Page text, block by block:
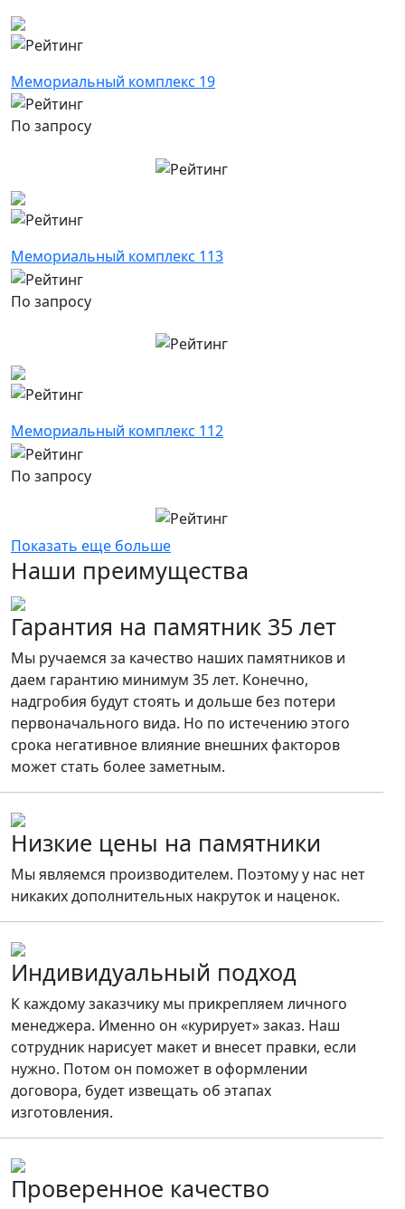
Мемориальный комплекс 19
По запросу
Мемориальный комплекс 113
По запросу
Мемориальный комплекс 112
По запросу
Показать еще больше
Наши преимущества
Гарантия на памятник 35 лет
Мы ручаемся за качество наших памятников и
даем гарантию минимум 35 лет. Конечно,
надгробия будут стоять и дольше без потери
первоначального вида. Но по истечению этого
срока негативное влияние внешних факторов
может стать более заметным.
Низкие цены на памятники
Мы являемся производителем. Поэтому у нас нет
никаких дополнительных накруток и наценок.
Индивидуальный подход
К каждому заказчику мы прикрепляем личного
менеджера. Именно он «курирует» заказ. Наш
сотрудник нарисует макет и внесет правки, если
нужно. Потом он поможет в оформлении
договора, будет извещать об этапах
изготовления.
Проверенное качество